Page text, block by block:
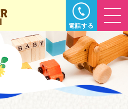
電話する